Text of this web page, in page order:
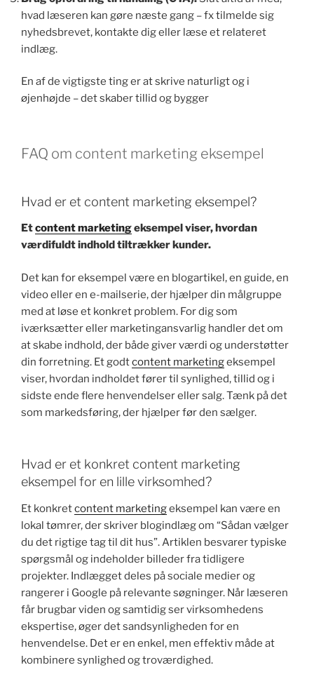
hvad læseren kan gøre næste gang – fx tilmelde sig
nyhedsbrevet, kontakte dig eller læse et relateret
indlæg.
En af de vigtigste ting er at skrive naturligt og i
øjenhøjde – det skaber tillid og bygger
FAQ om content marketing eksempel
Hvad er et content marketing eksempel?
Etcontent marketingeksempel viser, hvordan
værdifuldt indhold tiltrækker kunder.
Det kan for eksempel være en blogartikel, en guide, en
video eller en e-mailserie, der hjælper din målgruppe
med at løse et konkret problem. For dig som
iværksætter eller marketingansvarlig handler det om
at skabe indhold, der både giver værdi og understøtter
din forretning. Et godtcontent marketingeksempel
viser, hvordan indholdet fører til synlighed, tillid og i
sidste ende flere henvendelser eller salg. Tænk på det
som markedsføring, der hjælper før den sælger.
Hvad er et konkret content marketing
eksempel for en lille virksomhed?
Et konkretcontent marketingeksempel kan være en
lokal tømrer, der skriver blogindlæg om “Sådan vælger
du det rigtige tag til dit hus”. Artiklen besvarer typiske
spørgsmål og indeholder billeder fra tidligere
projekter. Indlægget deles på sociale medier og
rangerer i Google på relevante søgninger. Når læseren
får brugbar viden og samtidig ser virksomhedens
ekspertise, øger det sandsynligheden for en
henvendelse. Det er en enkel, men effektiv måde at
kombinere synlighed og troværdighed.